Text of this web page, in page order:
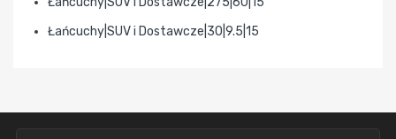
Łańcuchy|SUV i Dostawcze|30|9.5|15